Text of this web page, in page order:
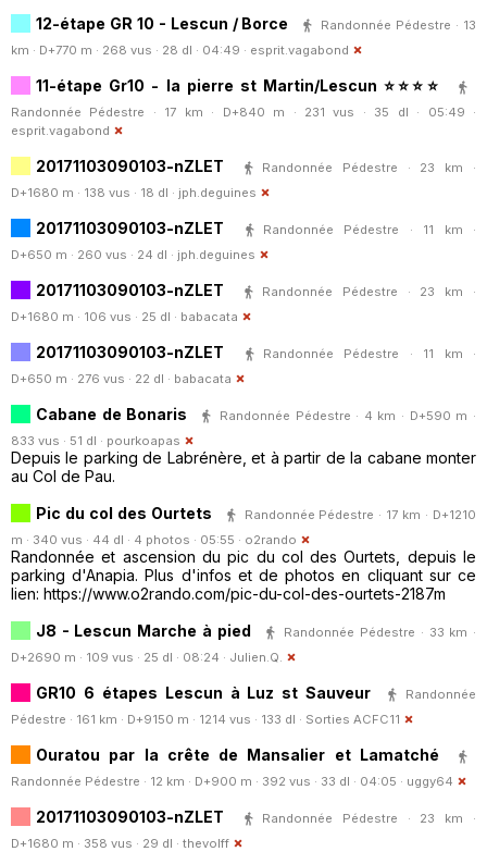
12-étape GR 10 - Lescun / Borce
Randonnée Pédestre · 13
km · D+770 m · 268 vus · 28 dl · 04:49 · esprit.vagabond
11-étape Gr10 - la pierre st Martin/Lescun ⭐⭐⭐⭐
Randonnée Pédestre · 17 km · D+840 m · 231 vus · 35 dl · 05:49 ·
esprit.vagabond
20171103090103-nZLET
Randonnée Pédestre · 23 km ·
D+1680 m · 138 vus · 18 dl · jph.deguines
20171103090103-nZLET
Randonnée Pédestre · 11 km ·
D+650 m · 260 vus · 24 dl · jph.deguines
20171103090103-nZLET
Randonnée Pédestre · 23 km ·
D+1680 m · 106 vus · 25 dl · babacata
20171103090103-nZLET
Randonnée Pédestre · 11 km ·
D+650 m · 276 vus · 22 dl · babacata
Cabane de Bonaris
Randonnée Pédestre · 4 km · D+590 m ·
833 vus · 51 dl · pourkoapas
Depuis le parking de Labrénère, et à partir de la cabane monter
au Col de Pau.
Pic du col des Ourtets
Randonnée Pédestre · 17 km · D+1210
m · 340 vus · 44 dl · 4 photos · 05:55 · o2rando
Randonnée et ascension du pic du col des Ourtets, depuis le
parking d'Anapia. Plus d'infos et de photos en cliquant sur ce
lien: https://www.o2rando.com/pic-du-col-des-ourtets-2187m
J8 - Lescun Marche à pied
Randonnée Pédestre · 33 km ·
D+2690 m · 109 vus · 25 dl · 08:24 · Julien.Q.
GR10 6 étapes Lescun à Luz st Sauveur
Randonnée
Pédestre · 161 km · D+9150 m · 1214 vus · 133 dl · Sorties ACFC11
Ouratou par la crête de Mansalier et Lamatché
Randonnée Pédestre · 12 km · D+900 m · 392 vus · 33 dl · 04:05 · uggy64
20171103090103-nZLET
Randonnée Pédestre · 23 km ·
D+1680 m · 358 vus · 29 dl · thevolff